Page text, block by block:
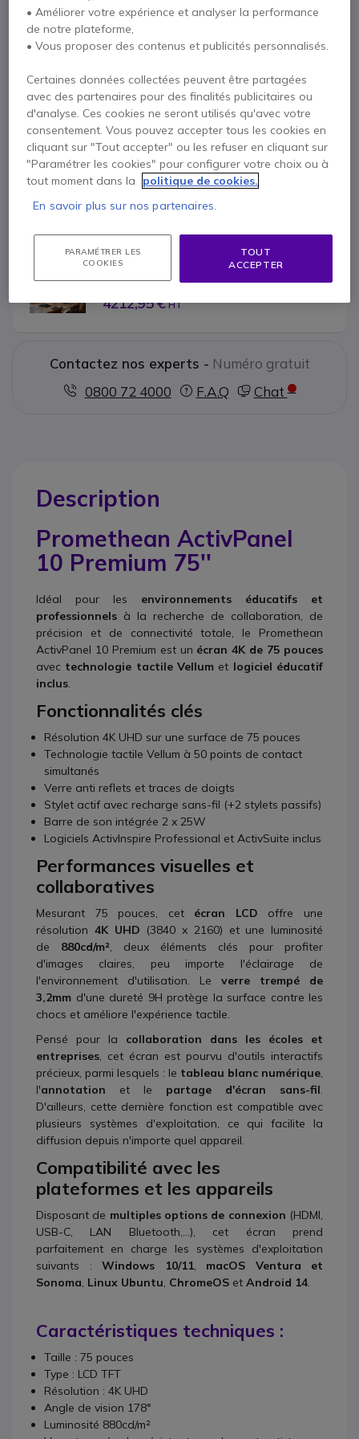
2 X Stylets passifs
1 X ActivePen 2
1 X Chargeur ActivPen 2 et module BT
4 X Vis de montage VESA (M8)
1 X Support Mini PC avec vis
1 X Étiquette d'activation Promethean ActivSuite
Documentation
Promethean ActivPanel 10 Premium Écran
interactif 4K 86''
4212,95 € HT
Contactez nos experts - Numéro gratuit
0800 72 4000
F.A.Q Chat
Description
Promethean ActivPanel
10 Premium 75''
Idéal pour les environnements éducatifs et
professionnels à la recherche de collaboration, de
précision et de connectivité totale, le Promethean
ActivPanel 10 Premium est un écran 4K de 75 pouces
avec technologie tactile Vellum et logiciel éducatif
inclus.
Fonctionnalités clés
Résolution 4K UHD sur une surface de 75 pouces
Technologie tactile Vellum à 50 points de contact
simultanés
Verre anti reflets et traces de doigts
Stylet actif avec recharge sans-fil (+2 stylets passifs)
Barre de son intégrée 2 x 25W
Logiciels ActivInspire Professional et ActivSuite inclus
Performances visuelles et
collaboratives
Mesurant 75 pouces, cet écran LCD offre une
résolution 4K UHD (3840 x 2160) et une luminosité
de 880cd/m², deux éléments clés pour profiter
d'images claires, peu importe l'éclairage de
l'environnement d'utilisation. Le verre trempé de
3,2mm d'une dureté 9H protège la surface contre les
chocs et améliore l'expérience tactile.
Pensé pour la collaboration dans les écoles et
entreprises, cet écran est pourvu d'outils interactifs
précieux, parmi lesquels : le tableau blanc numérique,
l'annotation et le partage d'écran sans-fil.
D'ailleurs, cette dernière fonction est compatible avec
plusieurs systèmes d'exploitation, ce qui facilite la
diffusion depuis n'importe quel appareil.
Compatibilité avec les
plateformes et les appareils
Disposant de multiples options de connexion (HDMI,
USB-C, LAN Bluetooth,...), cet écran prend
parfaitement en charge les systèmes d'exploitation
suivants : Windows 10/11, macOS Ventura et
Sonoma, Linux Ubuntu, ChromeOS et Android 14.
Caractéristiques techniques :
Taille : 75 pouces
Type : LCD TFT
Résolution : 4K UHD
Angle de vision 178°
Luminosité 880cd/m²
• Améliorer votre expérience et analyser la performance
de notre plateforme,
• Vous proposer des contenus et publicités personnalisés.
Certaines données collectées peuvent être partagées
avec des partenaires pour des finalités publicitaires ou
d'analyse. Ces cookies ne seront utilisés qu'avec votre
consentement. Vous pouvez accepter tous les cookies en
cliquant sur "Tout accepter" ou les refuser en cliquant sur
"Paramétrer les cookies" pour configurer votre choix ou à
tout moment dans la
politique de cookies.
En savoir plus sur nos partenaires.
PARAMÉTRER LES
COOKIES
TOUT
ACCEPTER